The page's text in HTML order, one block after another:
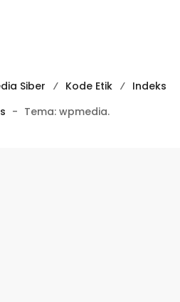
Siber Kode Etik
Indeks
- Tema: wpmedia.